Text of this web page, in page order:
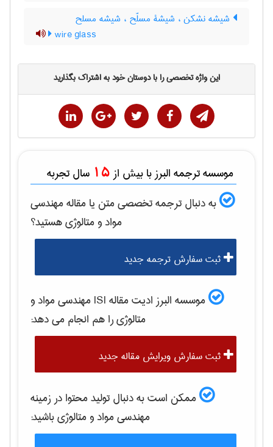
شیشه نشکن ، شیشۀ مسلّح ، شیشه مسلح
wire glass
این واژه تخصصی را با دوستان خود به اشتراک بگذارید
موسسه ترجمه البرز با بیش از 15 سال تجربه
به دنبال ترجمه تخصصی متن یا مقالهمهندسی
مواد و متالوژیهستید؟
ثبت سفارش ترجمه جدید
موسسه البرز ادیت مقاله ISI
مهندسی مواد و
متالوژیرا هم انجام می دهد:
ثبت سفارش ویرایش مقاله جدید
ممکن است به دنبال تولید محتوا در زمینه
مهندسی مواد و متالوژیباشید: